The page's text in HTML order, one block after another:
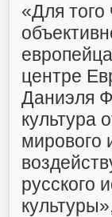
«Для
центре
Даниэля
культура
мирового
русского